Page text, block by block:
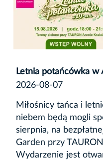
Letnia potańcówka w
2026-08-07
Miłośnicy tańca i
niebem będą mogli
sierpnia, na
Garden przy
Wydarzenie jest